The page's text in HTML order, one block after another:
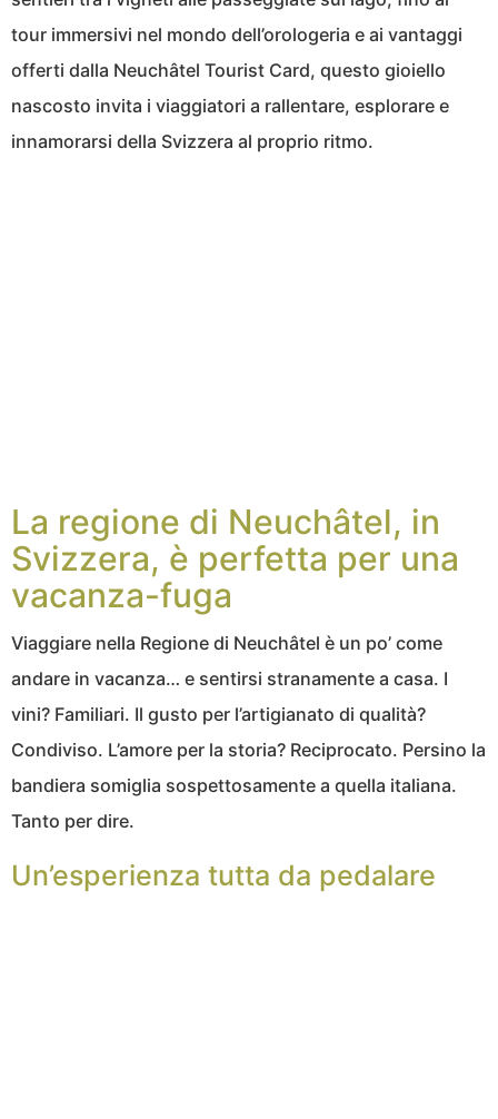
tour immersivi nel mondo dell’orologeria e ai vantaggi
offerti dalla Neuchâtel Tourist Card, questo gioiello
nascosto invita i viaggiatori a rallentare, esplorare e
innamorarsi della Svizzera al proprio ritmo.
La regione di Neuchâtel, in
Svizzera, è perfetta per una
vacanza-fuga
Viaggiare nella Regione di Neuchâtel è un po’ come
andare in vacanza… e sentirsi stranamente a casa. I
vini? Familiari. Il gusto per l’artigianato di qualità?
Condiviso. L’amore per la storia? Reciprocato. Persino la
bandiera somiglia sospettosamente a quella italiana.
Tanto per dire.
Un’esperienza tutta da pedalare